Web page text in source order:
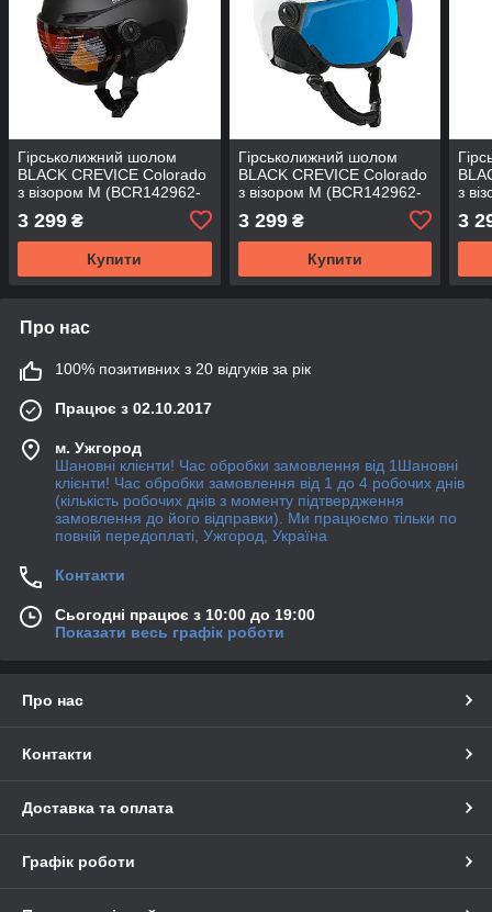
Гірськолижний шолом
BLACK CREVICE Colorado
з візором M (BCR142962-
3 299 ₴
Купити
Гірськолижний шолом
BLACK CREVICE Colorado
з візором M (BCR142962-
3 299₴
Купити
з
3
Про нас
100% позитивних з 20 відгуків за рік
Працює з 02.10.2017
м. Ужгород
Шановні клієнти! Час обробки замовлення від 1Шановні
клієнти! Час обробки замовлення від 1 до 4 робочих днів
(кількість робочих днів з моменту підтвердження
замовлення до його відправки). Ми працюємо тільки по
повній передоплаті, Ужгород, Україна
Контакти
Сьогодні працює з 10:00 до 19:00
Показати весь графік роботи
Про нас
Контакти
Доставка та оплата
Графік роботи